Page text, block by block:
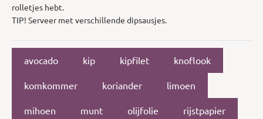
rolletjes hebt.
TIP! Serveer met verschillende dipsausjes.
avocado kip kipfilet knoflook
komkommer koriander limoen
mihoen munt olijfolie rijstpapier